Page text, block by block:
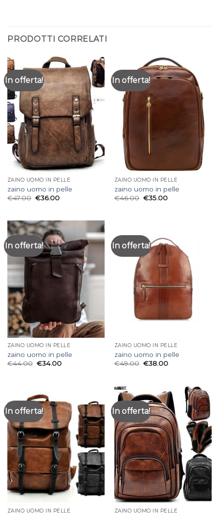
PRODOTTI CORRELATI
In offerta!
ZAINO UOMO IN PELLE
zaino uomo in pelle
€47.00 €36.00
In offerta!
ZAINO UOMO IN PELLE
zaino uomo in pelle
€46.00 €35.00
In offerta!
ZAINO UOMO IN PELLE
zaino uomo in pelle
€44.00 €34.00
In offerta!
ZAINO UOMO IN PELLE
zaino uomo in pelle
€49.00 €38.00
In offerta!
ZAINO UOMO IN PELLE
In offerta!
ZAINO UOMO IN PELLE